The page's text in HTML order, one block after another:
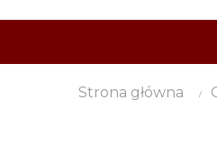
Strona główna